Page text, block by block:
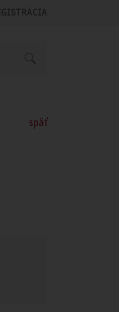
späť